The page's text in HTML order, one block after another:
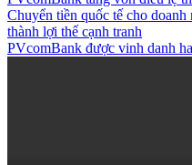
Chuyển tiền quốc tế cho
thành lợi thế cạnh tranh
PVcomBank được vinh danh